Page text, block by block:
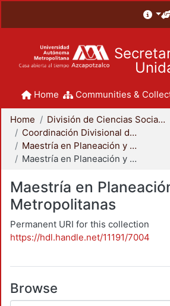
Home Communities &
Home
División de Ciencias Sociales y Humanidades
Coordinación Divisional de Posgrado
Maestría en Planeación y Políticas Metropolitanas
Maestría en Planeación y Políticas Metropolitanas
Maestría en
Metropolitanas
Permanent URI for this collection
https://hdl.handle.net/11191/7004
Browse